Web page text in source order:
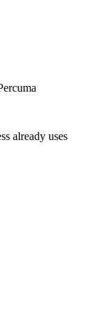
already uses